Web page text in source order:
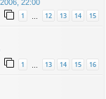
22:00
1 … 12 13 14 15
1 13 14 15 16